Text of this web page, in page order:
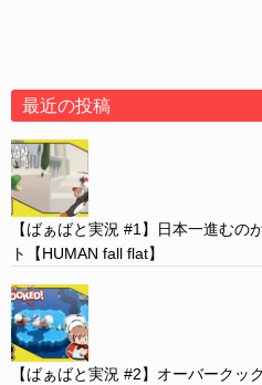
最近の投稿
【ばぁばと実況 #1】日本一進むの
ト【HUMAN fall flat】
【ばぁばと実況 #2】オーバークッ